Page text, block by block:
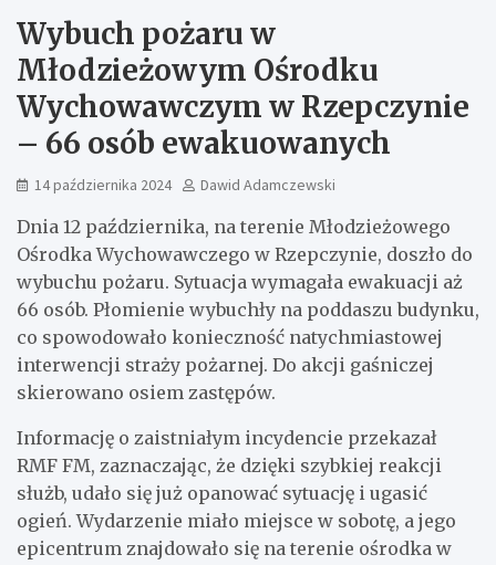
Wybuch pożaru w
Młodzieżowym Ośrodku
Wychowawczym w Rzepczynie
– 66 osób ewakuowanych
14 października 2024 Dawid Adamczewski
Dnia 12 października, na terenie Młodzieżowego
Ośrodka Wychowawczego w Rzepczynie, doszło do
wybuchu pożaru. Sytuacja wymagała ewakuacji aż
66 osób. Płomienie wybuchły na poddaszu budynku,
co spowodowało konieczność natychmiastowej
interwencji straży pożarnej. Do akcji gaśniczej
skierowano osiem zastępów.
Informację o zaistniałym incydencie przekazał
RMF FM, zaznaczając, że dzięki szybkiej reakcji
służb, udało się już opanować sytuację i ugasić
ogień. Wydarzenie miało miejsce w sobotę, a jego
epicentrum znajdowało się na terenie ośrodka w